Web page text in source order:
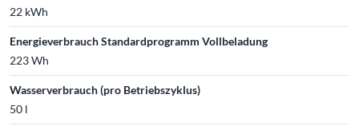
22 kWh
Energieverbrauch Standardprogramm Vollbeladung
223 Wh
Wasserverbrauch (pro Betriebszyklus)
50 l